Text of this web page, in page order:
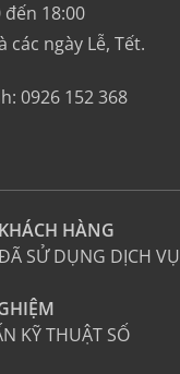
18:00
các ngày Lễ, Tết.
0926 152 368
KHÁCH HÀNG
SỬ DỤNG DỊCH VỤ
KỸ THUẬT SỐ